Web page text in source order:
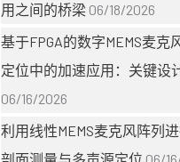
用之间的桥梁 06/18/2026
基于FPGA的数字MEMS麦克
定位中的加速应用：关键设
06/16/2026
利用线性MEMS麦克风阵列